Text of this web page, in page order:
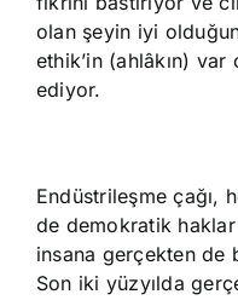
olan şeyin iyi
ethik’in (ahlâkın)
ediyor.
Endüstrileşme çağı,
de demokratik haklar
insana gerçekten de
Son iki yüzyılda